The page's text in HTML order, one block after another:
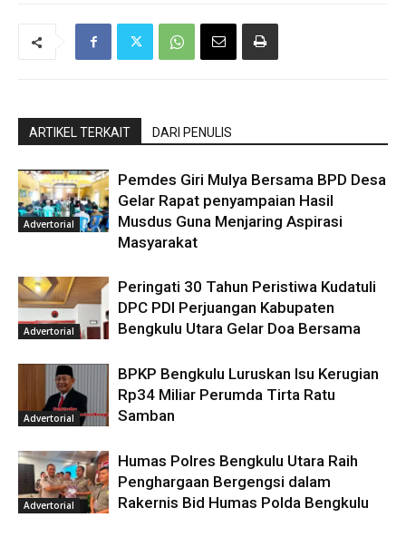
ARTIKEL TERKAIT DARI PENULIS
Advertorial
Pemdes Giri Mulya Bersama BPD Desa
Gelar Rapat penyampaian Hasil
Musdus Guna Menjaring Aspirasi
Masyarakat
Advertorial
Peringati 30 Tahun Peristiwa Kudatuli
DPC PDI Perjuangan Kabupaten
Bengkulu Utara Gelar Doa Bersama
Advertorial
BPKP Bengkulu Luruskan Isu Kerugian
Rp34 Miliar Perumda Tirta Ratu
Samban
Advertorial
Humas Polres Bengkulu Utara Raih
Penghargaan Bergengsi dalam
Rakernis Bid Humas Polda Bengkulu